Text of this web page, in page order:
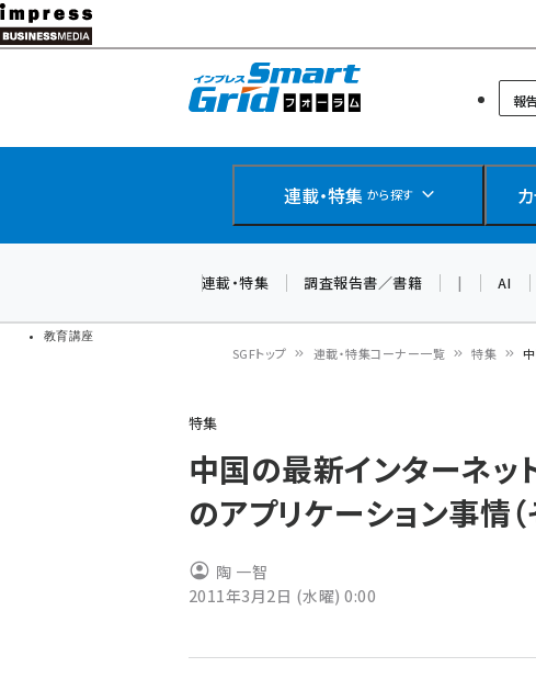
メ
イ
教育講座
スマートグリッ
報
連載・特集 から探す
連載・特集 調査報告書／書籍 | AI
ン
く
ず
SGFトップ 連載・特集コーナー一覧 特集
特集
中国の最新インターネッ
のアプリケーション事情（
陶 一智
2011年3月2日 (水曜) 0:00